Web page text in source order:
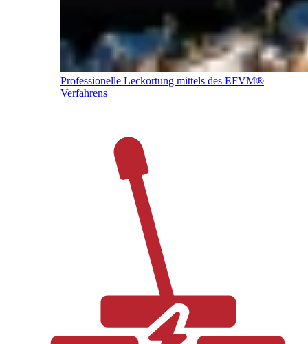
Professionelle Leckortung mittels des EFVM®
Verfahrens